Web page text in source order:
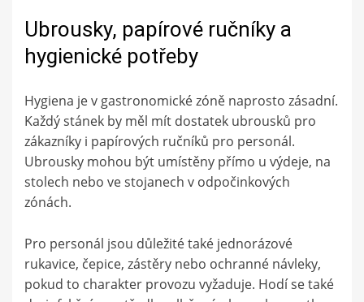
Ubrousky, papírové ručníky a
hygienické potřeby
Hygiena je v gastronomické zóně naprosto zásadní.
Každý stánek by měl mít dostatek ubrousků pro
zákazníky i papírových ručníků pro personál.
Ubrousky mohou být umístěny přímo u výdeje, na
stolech nebo ve stojanech v odpočinkových
zónách.
Pro personál jsou důležité také jednorázové
rukavice, čepice, zástěry nebo ochranné návleky,
pokud to charakter provozu vyžaduje. Hodí se také